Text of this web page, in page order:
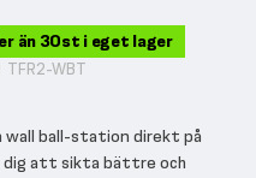
än 30st i eget lager
TFR2-WBT
ball-station direkt på
dig att sikta bättre och